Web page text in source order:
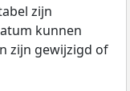
zijn
kunnen
zijn gewijzigd of